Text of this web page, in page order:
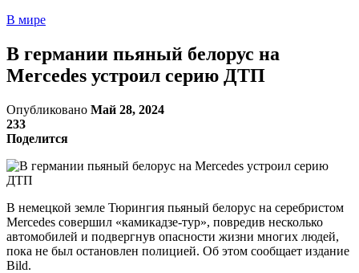
В мире
В германии пьяный белорус на
Mercedes устроил серию ДТП
Опубликовано Май 28, 2024
233
Поделится
В немецкой земле Тюрингия пьяный белорус на серебристом
Mercedes совершил «камикадзе-тур», повредив несколько
автомобилей и подвергнув опасности жизни многих людей,
пока не был остановлен полицией. Об этом сообщает издание
Bild.